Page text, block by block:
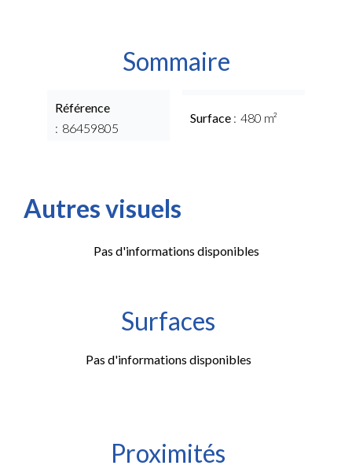
Sommaire
Référence
86459805
Surface 480 m²
Autres visuels
Pas d'informations disponibles
Surfaces
Pas d'informations disponibles
Proximités